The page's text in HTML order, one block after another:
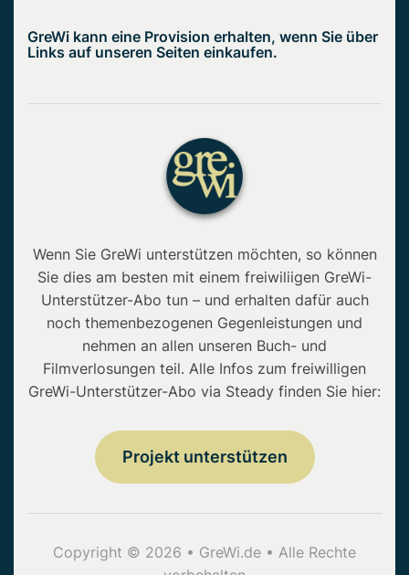
GreWi kann eine Provision erhalten, wenn Sie über
Links auf unseren Seiten einkaufen.
Wenn Sie GreWi unterstützen möchten, so können
Sie dies am besten mit einem freiwiliigen GreWi-
Unterstützer-Abo tun – und erhalten dafür auch
noch themenbezogenen Gegenleistungen und
nehmen an allen unseren Buch- und
Filmverlosungen teil. Alle Infos zum freiwilligen
GreWi-Unterstützer-Abo via Steady finden Sie hier:
Projekt unterstützen
Copyright © 2026 • GreWi.de • Alle Rechte